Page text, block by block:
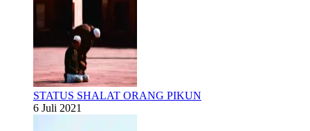
STATUS SHALAT ORANG PIKUN
6 Juli 2021